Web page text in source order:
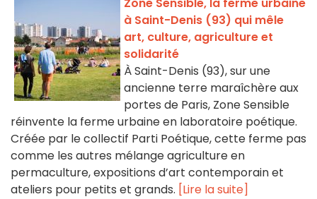
Zone Sensible, la ferme urbaine
à Saint-Denis (93) qui mêle
art, culture, agriculture et
solidarité
À Saint-Denis (93), sur une
ancienne terre maraîchère aux
portes de Paris, Zone Sensible
réinvente la ferme urbaine en laboratoire poétique.
Créée par le collectif Parti Poétique, cette ferme pas
comme les autres mélange agriculture en
permaculture, expositions d’art contemporain et
ateliers pour petits et grands. [Lire la suite]